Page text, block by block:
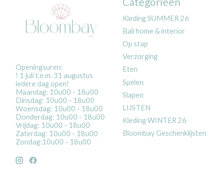
Openingsuren:
! 1 juli t.e.m. 31 augustus
iedere dag open!
Maandag: 10u00 - 18u00
Dinsdag: 10u00 - 18u00
Woensdag: 10u00 - 18u00
Donderdag: 10u00 - 18u00
Vrijdag: 10u00 - 18u00
Zaterdag: 10u00 - 18u00
Zondag:10u00 - 18u00
Kleding SUMMER 26
Bali home & interior
Op stap
Verzorging
Eten
Spelen
Slapen
LIJSTEN
Kleding WINTER 26
Bloombay Geschenklijsten